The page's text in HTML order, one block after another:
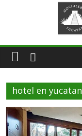
hotel en yucatan